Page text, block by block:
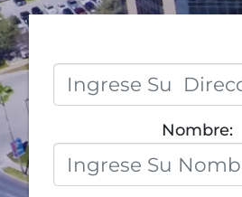
Nombre: